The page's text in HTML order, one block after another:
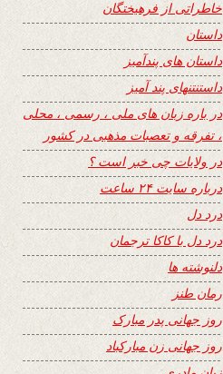
خاطراتی از فرهیختگان
داستان
داستان های پندآمیز
داستنتنهای پند آمیز
در باره زبان های ملی ، رسمی ، محلی
، تفرقه و تعصبات مذهبی در کشور
در ولایات چی خبر است ؟
درباره سایت ۲۴ ساعت
درد دل
درد دل با کاکا ترجمان
دلنوشته ها
رمان طنز
روز جهانی پدر مبارک
روز جهانی زن مبارکباد